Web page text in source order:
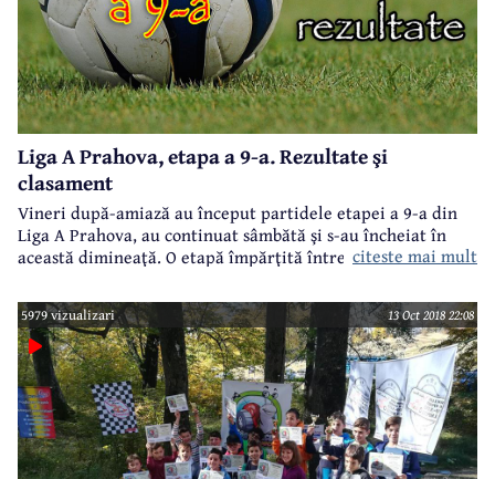
Liga A Prahova, etapa a 9-a. Rezultate şi
clasament
Vineri după-amiază au început partidele etapei a 9-a din
Liga A Prahova, au continuat sâmbătă şi s-au încheiat în
această dimineaţă. O etapă împărţită între gazde şi oaspeţi,
vizitatori. S-au marcat 28 de goluri.
citeste mai mult
5979 vizualizari 13 Oct 2018 22:08